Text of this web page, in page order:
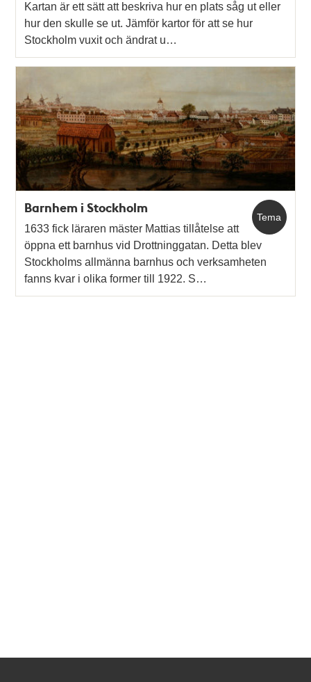
Kartan är ett sätt att beskriva hur en plats såg ut eller
hur den skulle se ut. Jämför kartor för att se hur
Stockholm vuxit och ändrat u…
Tema
Barnhem i Stockholm
1633 fick läraren mäster Mattias tillåtelse att
öppna ett barnhus vid Drottninggatan. Detta blev
Stockholms allmänna barnhus och verksamheten
fanns kvar i olika former till 1922. S…